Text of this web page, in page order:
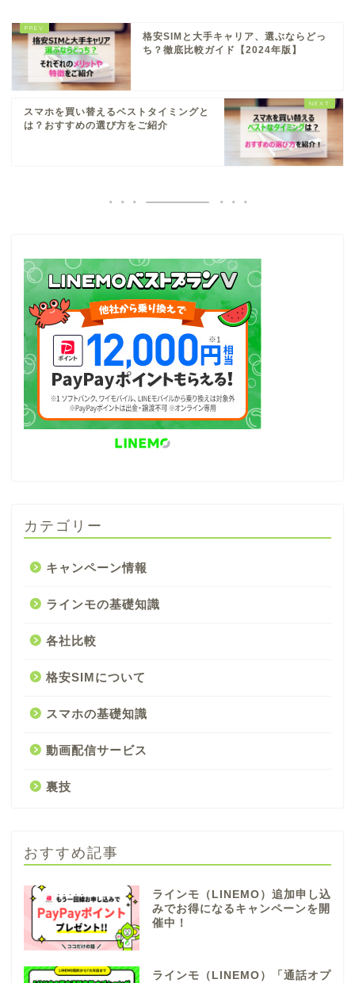
格安SIMと大手キャリア、選ぶならどっ
ち？徹底比較ガイド【2024年版】
スマホを買い替えるベストタイミングと
は？おすすめの選び方をご紹介
カテゴリー
キャンペーン情報
ラインモの基礎知識
各社比較
格安SIMについて
スマホの基礎知識
動画配信サービス
裏技
おすすめ記事
ラインモ（LINEMO）追加申し込
みでお得になるキャンペーンを開
催中！
ラインモ（LINEMO）「通話オプ